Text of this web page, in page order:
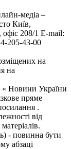
медіа –
Київ,
208/1 E-mail:
205-43-00
на
на
« Новини України
пряме
.
від
- повинна бути
абзаці